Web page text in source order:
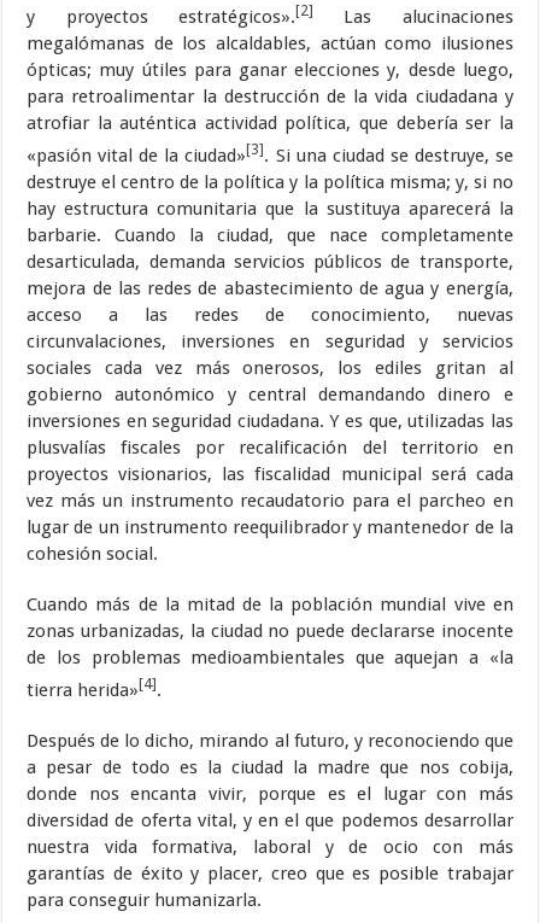
y proyectos estratégicos».[2]
Las alucinaciones
megalómanas de los alcaldables, actúan como ilusiones
ópticas; muy útiles para ganar elecciones y, desde luego,
para retroalimentar la destrucción de la vida ciudadana y
atrofiar la auténtica actividad política, que debería ser la
«pasión vital de la ciudad»[3]. Si una ciudad se destruye, se
destruye el centro de la política y la política misma; y, si no
hay estructura comunitaria que la sustituya aparecerá la
barbarie. Cuando la ciudad, que nace completamente
desarticulada, demanda servicios públicos de transporte,
mejora de las redes de abastecimiento de agua y energía,
acceso a las redes de conocimiento, nuevas
circunvalaciones, inversiones en seguridad y servicios
sociales cada vez más onerosos, los ediles gritan al
gobierno autonómico y central demandando dinero e
inversiones en seguridad ciudadana. Y es que, utilizadas las
plusvalías fiscales por recalificación del territorio en
proyectos visionarios, las fiscalidad municipal será cada
vez más un instrumento recaudatorio para el parcheo en
lugar de un instrumento reequilibrador y mantenedor de la
cohesión social.
Cuando más de la mitad de la población mundial vive en
zonas urbanizadas, la ciudad no puede declararse inocente
de los problemas medioambientales que aquejan a «la
tierra herida»[4].
Después de lo dicho, mirando al futuro, y reconociendo que
a pesar de todo es la ciudad la madre que nos cobija,
donde nos encanta vivir, porque es el lugar con más
diversidad de oferta vital, y en el que podemos desarrollar
nuestra vida formativa, laboral y de ocio con más
garantías de éxito y placer, creo que es posible trabajar
para conseguir humanizarla.